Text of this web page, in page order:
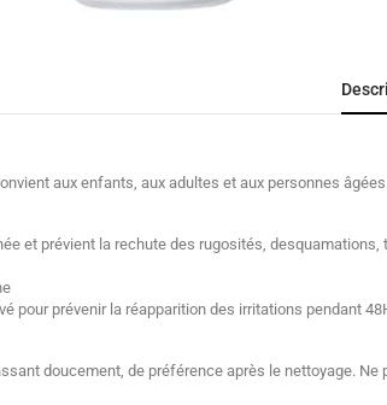
aux enfants, aux adultes et aux personnes
et prévient la rechute des rugosités,
pour prévenir la réapparition des irritations pendant
doucement, de préférence après le nettoyage. Ne